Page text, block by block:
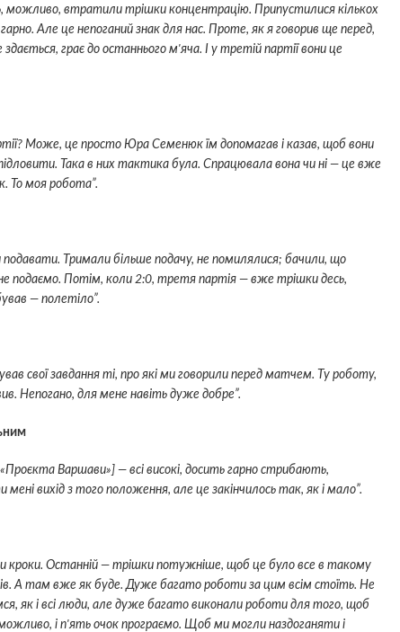
можливо, втратили трішки концентрацію. Припустилися кількох
Але це непоганий знак для нас. Проте, як я говорив ще перед,
грає до останнього м'яча. І у третій партії вони це
Може, це просто Юра Семенюк їм допомагав і казав, щоб вони
Така в них тактика була. Спрацювала вона чи ні — це вже
То моя робота”.
Тримали більше подачу, не помилялися; бачили, що
подаємо. Потім, коли 2:0, третя партія — вже трішки десь,
— полетіло”.
свої завдання ті, про які ми говорили перед матчем. Ту роботу,
Непогано, для мене навіть дуже добре”.
«Проєкта Варшави»] — всі високі, досить гарно стрибають,
вихід з того положення, але це закінчилось так, як і мало”.
кроки. Останній — трішки потужніше, щоб це було все в такому
А там вже як буде. Дуже багато роботи за цим всім стоїть. Не
як і всі люди, але дуже багато виконали роботи для того, щоб
і п'ять очок програємо. Щоб ми могли наздоганяти і